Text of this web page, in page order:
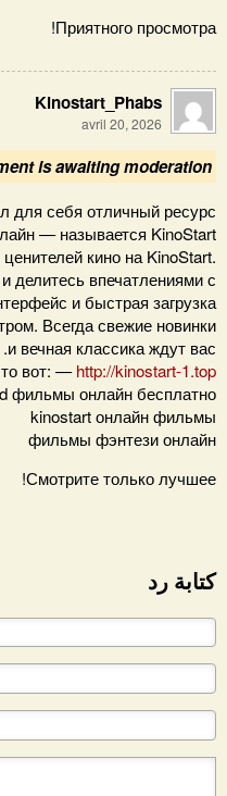
Приятного просмотра!
Kinostart_Phabs
avril 20, 2026
is awaiting moderation…
для себя отличный ресурс
— называется KinoStart.
кино на KinoStart.
впечатлениями с
и быстрая загрузка
Всегда свежие новинки
и вечная классика ждут вас.
вот: —http://kinostart-1.top
фильмы онлайн бесплатно
kinostart онлайн фильмы
фильмы фэнтези онлайн
Смотрите только лучшее!
كتابة رد